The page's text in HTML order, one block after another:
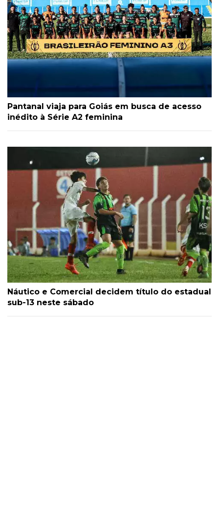
Pantanal viaja para Goiás em busca de acesso
inédito à Série A2 feminina
Náutico e Comercial decidem título do estadual
sub-13 neste sábado